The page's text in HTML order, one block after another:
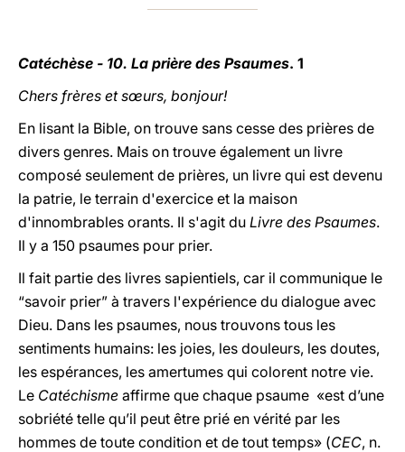
Catéchèse - 10. La prière des Psaumes. 1
Chers frères et sœurs, bonjour!
En lisant la Bible, on trouve sans cesse des prières de
divers genres. Mais on trouve également un livre
composé seulement de prières, un livre qui est devenu
la patrie, le terrain d'exercice et la maison
d'innombrables orants. Il s'agit du Livre des Psaumes.
Il y a 150 psaumes pour prier.
Il fait partie des livres sapientiels, car il communique le
“savoir prier” à travers l'expérience du dialogue avec
Dieu. Dans les psaumes, nous trouvons tous les
sentiments humains: les joies, les douleurs, les doutes,
les espérances, les amertumes qui colorent notre vie.
Le Catéchisme affirme que chaque psaume «est d’une
sobriété telle qu’il peut être prié en vérité par les
hommes de toute condition et de tout temps» (CEC, n.